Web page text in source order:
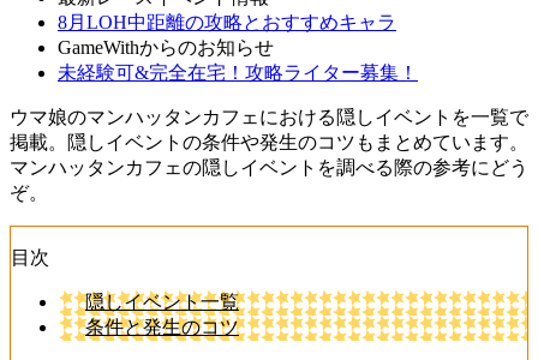
8月LOH中距離の攻略とおすすめキャラ
GameWithからのお知らせ
未経験可&完全在宅！攻略ライター募集！
ウマ娘のマンハッタンカフェにおける隠しイベントを一覧で
掲載。隠しイベントの条件や発生のコツもまとめています。
マンハッタンカフェの隠しイベントを調べる際の参考にどう
ぞ。
目次
隠しイベント一覧
条件と発生のコツ